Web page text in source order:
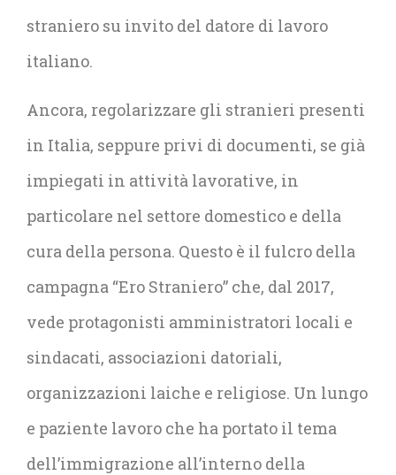
straniero su invito del datore di lavoro
italiano.
Ancora, regolarizzare gli stranieri presenti
in Italia, seppure privi di documenti, se già
impiegati in attività lavorative, in
particolare nel settore domestico e della
cura della persona. Questo è il fulcro della
campagna “Ero Straniero” che, dal 2017,
vede protagonisti amministratori locali e
sindacati, associazioni datoriali,
organizzazioni laiche e religiose. Un lungo
e paziente lavoro che ha portato il tema
dell’immigrazione all’interno della